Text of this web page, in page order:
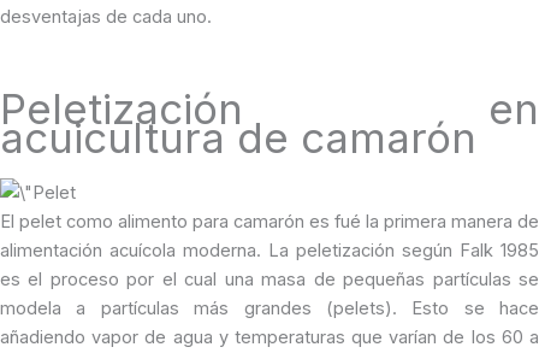
desventajas de cada uno.
Peletización en
acuicultura de camarón
El pelet como alimento para camarón es fué la primera manera de
alimentación acuícola moderna. La peletización según Falk 1985
es el proceso por el cual una masa de pequeñas partículas se
modela a partículas más grandes (pelets). Esto se hace
añadiendo vapor de agua y temperaturas que varían de los 60 a